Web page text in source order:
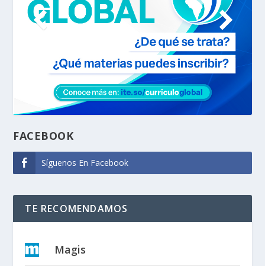
FACEBOOK
Síguenos En Facebook
TE RECOMENDAMOS
Magis